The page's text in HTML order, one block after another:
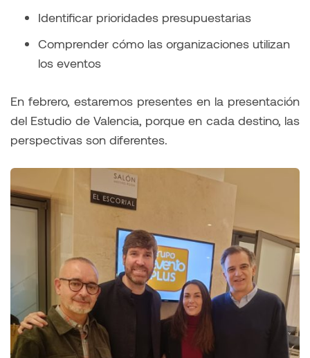
Identificar prioridades presupuestarias
Comprender cómo las organizaciones utilizan
los eventos
En febrero, estaremos presentes en la presentación
del Estudio de Valencia, porque en cada destino, las
perspectivas son diferentes.